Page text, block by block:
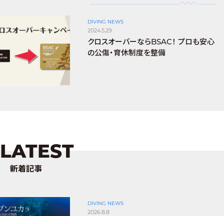
DIVING NEWS
2024.5.29
クロスオーバーならBSAC！ プロも安心
の公傷・育休制度を整備
LATEST
新着記事
DIVING NEWS
2026.8.8